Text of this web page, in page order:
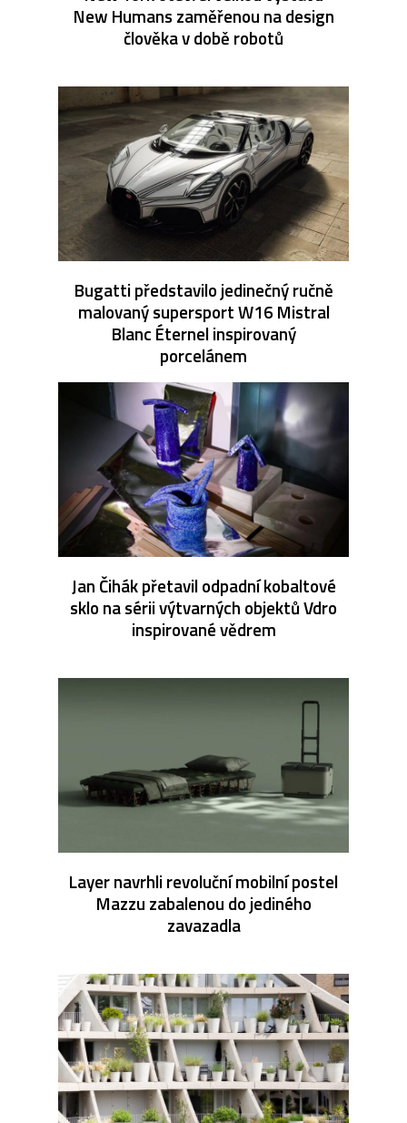
New Humans zaměřenou na design
člověka v době robotů
Bugatti představilo jedinečný ručně
malovaný supersport W16 Mistral
Blanc Éternel inspirovaný
porcelánem
Jan Čihák přetavil odpadní kobaltové
sklo na sérii výtvarných objektů Vdro
inspirované vědrem
Layer navrhli revoluční mobilní postel
Mazzu zabalenou do jediného
zavazadla